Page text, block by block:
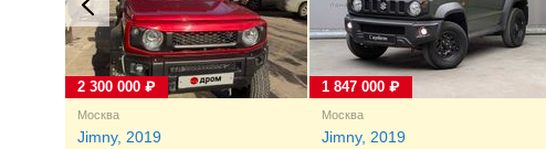
Москва
Jimny, 2019
2 300 000 ₽
Москва
Jimny, 2019
1 847 000 ₽